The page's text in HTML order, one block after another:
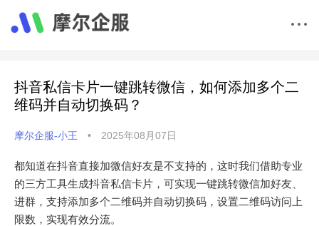
抖音私信卡片一键跳转微信，如何添加多个二
维码并自动切换码？
摩尔企服-小王 • 2025年08月07日
都知道在抖音直接加微信好友是不支持的，这时我们借助专业
的三方工具生成抖音私信卡片，可实现一键跳转微信加好友、
进群，支持添加多个二维码并自动切换码，设置二维码访问上
限数，实现有效分流。